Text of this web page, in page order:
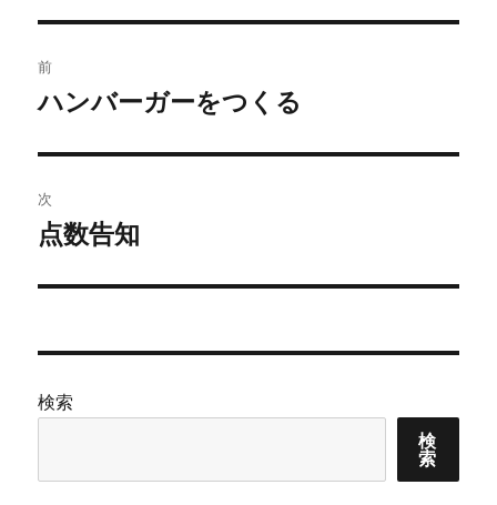
稿
ビ
ゲ
ー
ン
前
前
投
稿:
ハンバーガーをつくる
次
次
投
点数告知
検索
検
索